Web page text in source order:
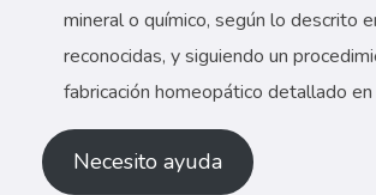
mineral o químico, según lo descrito
reconocidas, y siguiendo un
fabricación homeopático detallado
Necesito ayuda